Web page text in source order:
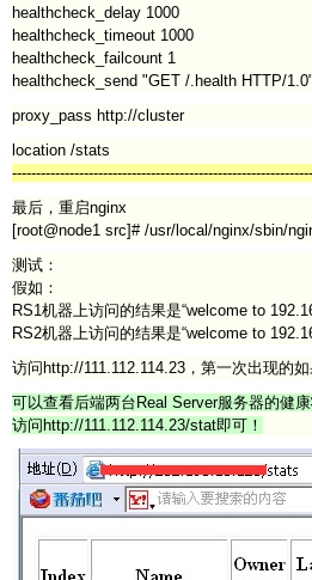
healthcheck_delay
healthcheck_timeout
healthcheck_failcount 1
healthcheck_send "GET /.health HTTP/
proxy_pass http://
location /
最后，重启nginx
[root@node1 src]# /usr/local/nginx/sbin/
测试：
假如：
RS1机器上访问的结果是“welcome to
RS2机器上访问的结果是“welcome to
访问http://111.112.114.23，第一次出现的
可以查看后端两台Real Server服务器的健
访问http://111.112.114.23/stat即可！